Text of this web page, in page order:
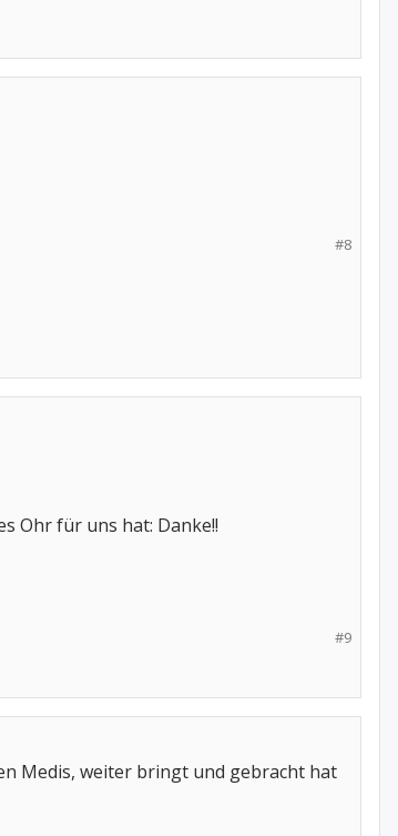
#8
Ohr für uns hat: Danke!!
#9
Medis, weiter bringt und gebracht hat